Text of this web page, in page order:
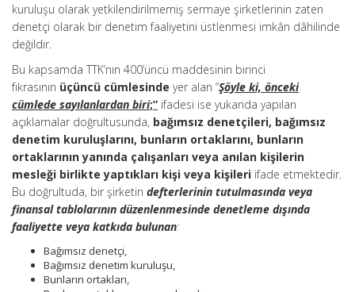
kuruluşu olarak yetkilendirilmemiş sermaye şirketlerinin zaten
denetçi olarak bir denetim faaliyetini üstlenmesi imkân dâhilinde
değildir.
Bu kapsamda TTK’nın 400’üncü maddesinin birinci
fıkrasının üçüncü cümlesinde yer alan “Şöyle ki, önceki
cümlede sayılanlardan biri;” ifadesi ise yukarıda yapılan
açıklamalar doğrultusunda, bağımsız denetçileri, bağımsız
denetim kuruluşlarını, bunların ortaklarını, bunların
ortaklarının yanında çalışanları veya anılan kişilerin
mesleği birlikte yaptıkları kişi veya kişileri ifade etmektedir.
Bu doğrultuda, bir şirketin defterlerinin tutulmasında veya
finansal tablolarının düzenlenmesinde denetleme dışında
faaliyette veya katkıda bulunan:
Bağımsız denetçi,
Bağımsız denetim kuruluşu,
Bunların ortakları,